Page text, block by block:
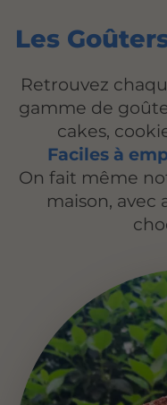
Les
Retrouvez
gamme de
cakes,
Faciles à
On fait même
maison, avec